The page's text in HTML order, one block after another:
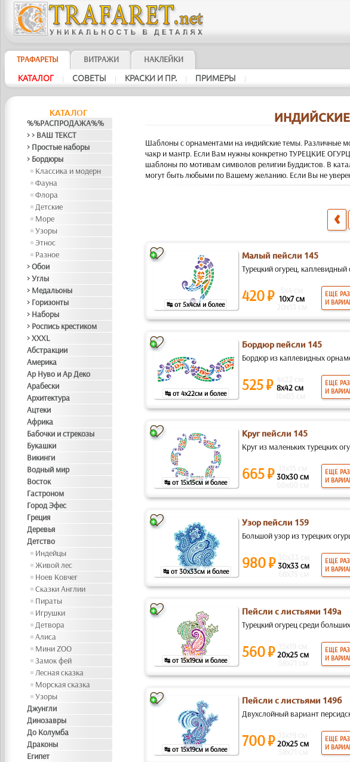
ТРАФАРЕТЫ ВИТРАЖИ НАКЛЕЙКИ
КАТАЛОГ | СОВЕТЫ | КРАСКИ И ПР. | ПРИМЕРЫ |
КАТАЛОГ
%%РАСПРОДАЖА%%
> > ВАШ ТЕКСТ
> Простые наборы
> Бордюры
Классика и модерн
Фауна
Флора
Детские
Море
Узоры
Этнос
Разное
> Обои
> Углы
> Медальоны
> Горизонты
> Наборы
> Роспись крестиком
> XXXL
Абстракции
Америка
Ар Нуво и Ар Деко
Арабески
Архитектура
Ацтеки
Африка
Бабочки и стрекозы
Букашки
Викинги
Водный мир
Восток
Гастроном
Город Эфес
Греция
Деревья
Детство
Индейцы
Живой лес
Ноев Ковчег
Сказки Англии
Пираты
Игрушки
Детвора
Алиса
Мини ZOO
Замок фей
Лесная сказка
Морская сказка
Узоры
Джунгли
Динозавры
До Колумба
Драконы
Египет
Шаблоны с орнаментами на индийские темы. Различные
чакр и мантр. Если Вам нужны конкретно ТУРЕЦКИЕ
шаблоны по мотивам символов религии Буддистов. В
могут быть любыми по Вашему желанию. Если Вы не
↹ от 5x4см и более
Малый пейсли 145
Турецкий огурец,
420 ₽ 10x7 см
ЕЩЕ
И
↹ от 4x22см и более
Бордюр пейсли 145
Бордюр из каплевидных
525 ₽ 8x42 см
ЕЩЕ
И
↹ от 15x15см и более
Круг пейсли 145
Круг из маленьких турецких
665 ₽30x30 см
ЕЩЕ
И
↹ от 30x33см и более
Узор пейсли 159
Большой узор из турецких
980 ₽30x33 см
ЕЩЕ
И
↹ от 15x19см и более
Пейсли с листьями 149а
Турецкий огурец среди
560 ₽20x25 см
ЕЩЕ
И
↹ от 15x19см и более
Пейсли с листьями 149б
Двухслойный вариант
700 ₽20x25 см
ЕЩЕ
И